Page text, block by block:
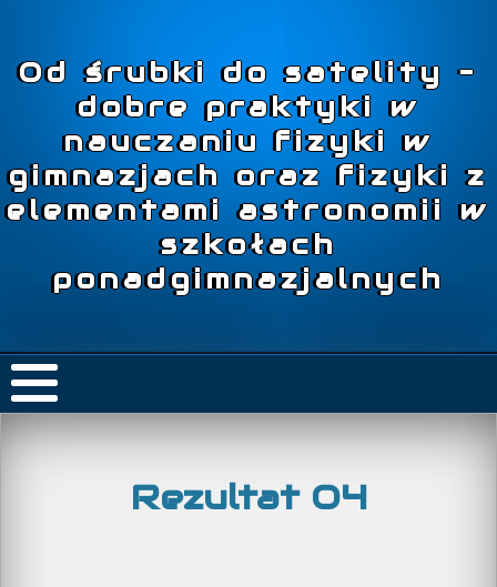
Od śrubki do satelity –
dobre praktyki w
nauczaniu fizyki w
gimnazjach oraz fizyki z
elementami astronomii w
szkołach
ponadgimnazjalnych
Rezultat O4